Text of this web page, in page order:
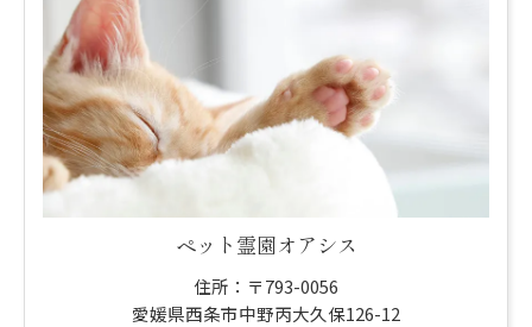
ペット霊園オアシス
住所：〒793-0056
愛媛県西条市中野丙大久保126-12